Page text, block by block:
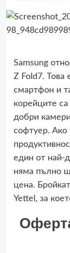
Samsung
Z Fold7. Това
смартфон и
корейците
добри
софтуер. Ако
един от най-
няма пълно
цена.
Yettel, за